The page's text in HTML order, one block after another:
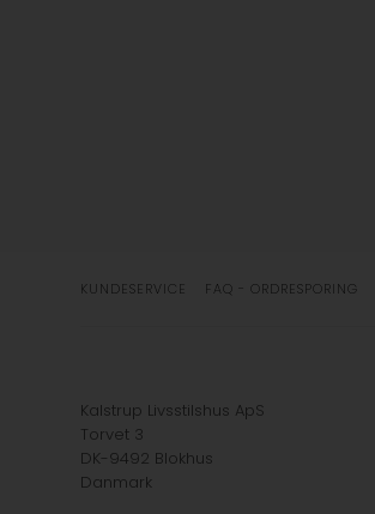
KUNDESERVICE FAQ - ORDRESPORING
Kalstrup Livsstilshus ApS
Torvet 3
DK-9492 Blokhus
Danmark